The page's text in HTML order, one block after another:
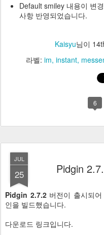
Default smiley 내용이 변
사항 반영되었습니다.
Kaisyu님이
라벨: im instant
6
JUL
25 Pidgin
Pidgin 2.7.2버전이 출시되어
인을 빌드했습니다.
다운로드 링크입니다.